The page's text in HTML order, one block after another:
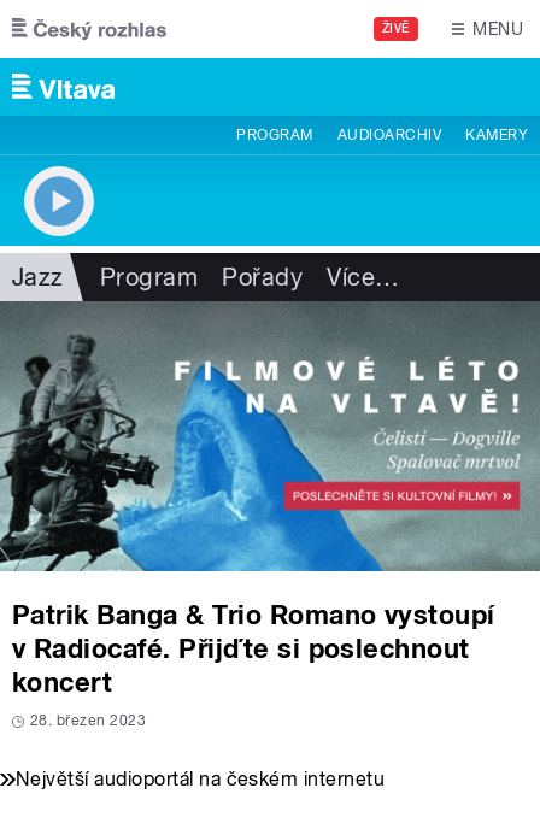
Přejít k hlavnímu obsahu
ŽIVĚ MENU
PROGRAM AUDIOARCHIV KAMERY
Jazz Program Pořady Více…
Patrik Banga & Trio Romano vystoupí
v Radiocafé. Přijďte si poslechnout
koncert
28. březen 2023
Největší audioportál na českém internetu